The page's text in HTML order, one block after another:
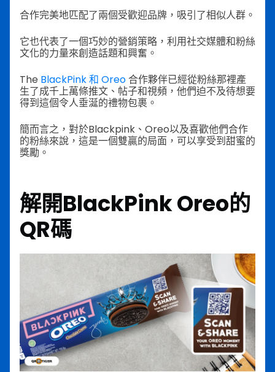
合作完美地匹配了兩個受歡迎品牌，吸引了相似人群。
它也代表了一個巧妙的營銷策略，利用社交媒體和粉絲
文化的力量來創造話題和興奮。
The BlackPink 和 Oreo合作夥伴已經從粉絲那裡產
生了成千上萬條推文、帖子和視頻，他們迫不及待想要
得到這個令人垂涎的禮物包裹。
簡而言之，對於Blackpink、Oreo以及喜歡他們合作
的粉絲來說，這是一個雙贏的局面，可以享受到甜蜜的
獎勵。
解開BlackPink Oreo的
QR碼